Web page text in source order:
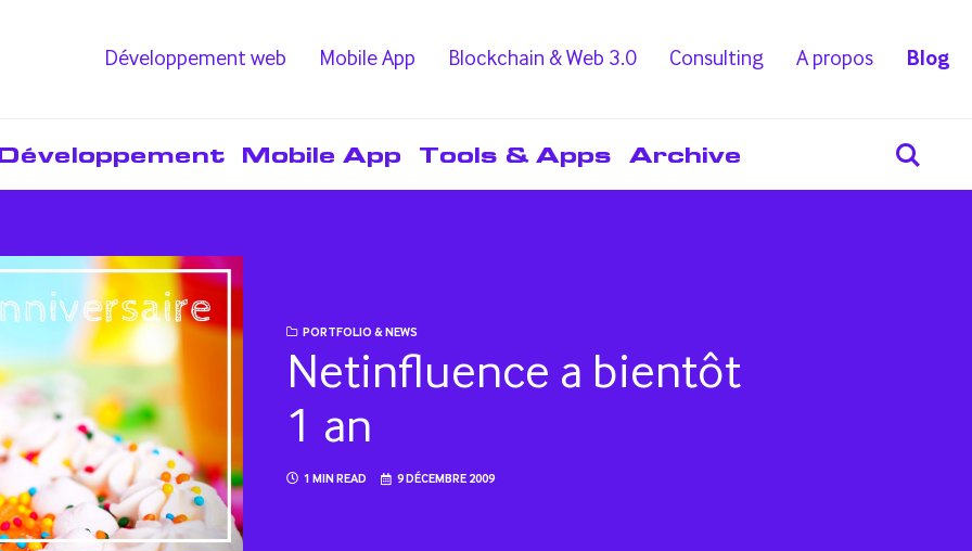
Blog
A propos
Consulting
Blockchain & Web 3.0
Mobile App
Développement web
Mobile App Tools & Apps Archive
PORTFOLIO & NEWS
Netinfluence a bientôt
1 an
1 MIN READ 9 DÉCEMBRE 2009